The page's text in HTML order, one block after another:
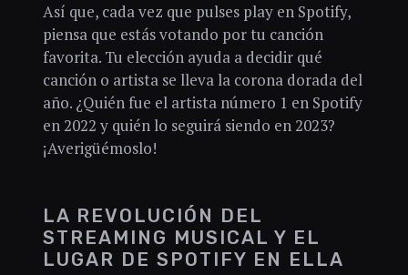
Así que, cada vez que pulses play en Spotify,
piensa que estás votando por tu canción
favorita. Tu elección ayuda a decidir qué
canción o artista se lleva la corona dorada del
año. ¿Quién fue el artista número 1 en Spotify
en 2022 y quién lo seguirá siendo en 2023?
¡Averigüémoslo!
LA REVOLUCIÓN DEL
STREAMING MUSICAL Y EL
LUGAR DE SPOTIFY EN ELLA